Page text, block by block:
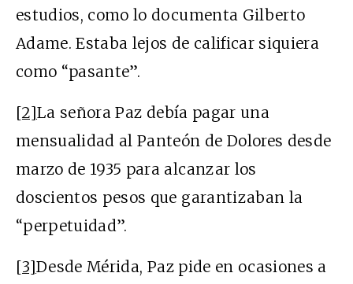
estudios, como lo documenta Gilberto
Adame. Estaba lejos de calificar siquiera
como “pasante”.
[2]La señora Paz debía pagar una
mensualidad al Panteón de Dolores desde
marzo de 1935 para alcanzar los
doscientos pesos que garantizaban la
“perpetuidad”.
[3]Desde Mérida, Paz pide en ocasiones a